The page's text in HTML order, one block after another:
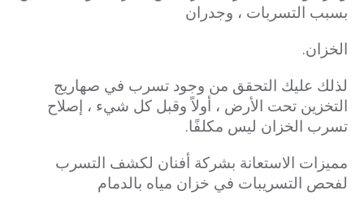
بسبب التسربات ، وجدران
الخزان.
لذلك عليك التحقق من وجود تسرب في صهاريج
التخزين تحت الأرض ، أولاً وقبل كل شيء ، إصلاح
تسرب الخزان ليس مكلفًا.
مميزات الاستعانة بشركة أفنان لكشف التسرب
لفحص التسريبات في خزان مياه بالدمام